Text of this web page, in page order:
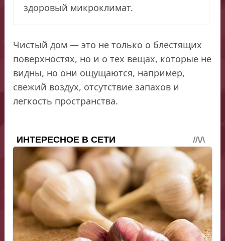
здоровый микроклимат.
Чистый дом — это не только о блестящих
поверхностях, но и о тех вещах, которые не
видны, но они ощущаются, например,
свежий воздух, отсутствие запахов и
легкость пространства.